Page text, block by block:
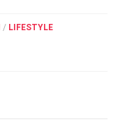
/ LIFESTYLE